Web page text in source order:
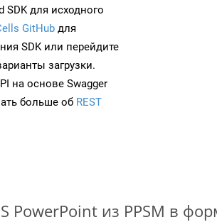
SDK для исходного
GitHub для
SDK или перейдите
загрузки.
на основе Swagger
больше об REST
PowerPoint из PPSM в